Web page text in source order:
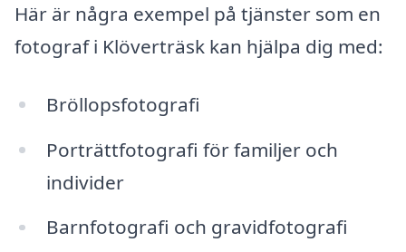
Här är några exempel på tjänster som en
fotograf i Klöverträsk kan hjälpa dig med:
Bröllopsfotografi
Porträttfotografi för familjer och
individer
Barnfotografi och gravidfotografi